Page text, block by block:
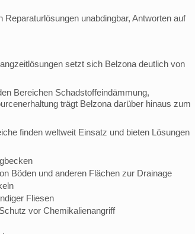
unabdingbar, Antworten auf
setzt sich Belzona deutlich von
Bereichen Schadstoffeindämmung,
trägt Belzona darüber hinaus zum
finden weltweit Einsatz und bieten Lösungen
Böden und anderen Flächen zur Drainage
Fliesen
vor Chemikalienangriff